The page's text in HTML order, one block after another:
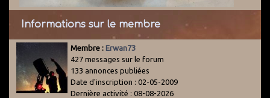
Informations sur le membre
Membre : Erwan73
427 messages sur le forum
133 annonces publiées
Date d'inscription : 02-05-2009
Dernière activité : 08-08-2026